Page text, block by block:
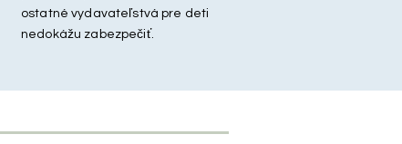
ostatné vydavateľstvá pre deti
nedokážu zabezpečiť.